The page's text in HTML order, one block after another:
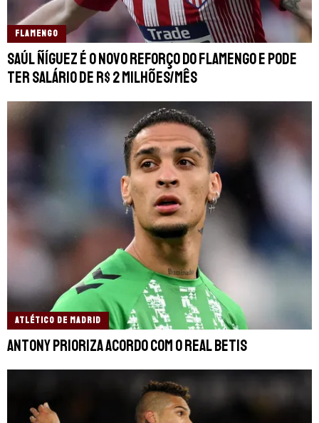
FLAMENGO
Saúl Ñíguez é o novo reforço do Flamengo e pode
ter salário de R$ 2 milhões/mês
ATLÉTICO DE MADRID
Antony prioriza acordo com o Real Betis